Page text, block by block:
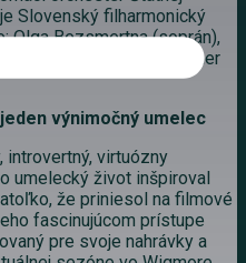
Slovenský filharmonický
Olga Bezsmertna (soprán),
Bršlík (tenor) a Günther
výnimočný umelec
virtuózny
umelecký život inšpiroval
že priniesol na filmové
fascinujúcom prístupe
pre svoje nahrávky a